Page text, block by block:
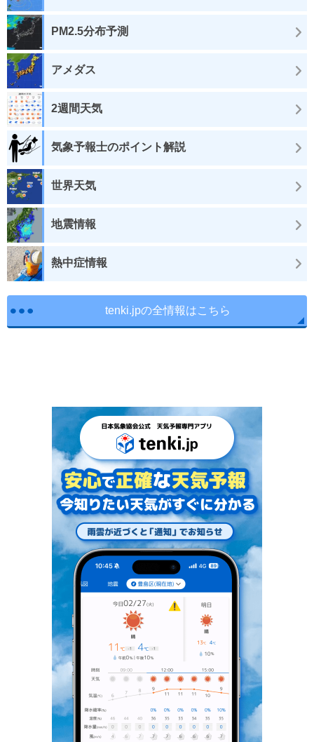
PM2.5分布予測
アメダス
2週間天気
気象予報士のポイント解説
世界天気
地震情報
熱中症情報
tenki.jpの全情報はこちら